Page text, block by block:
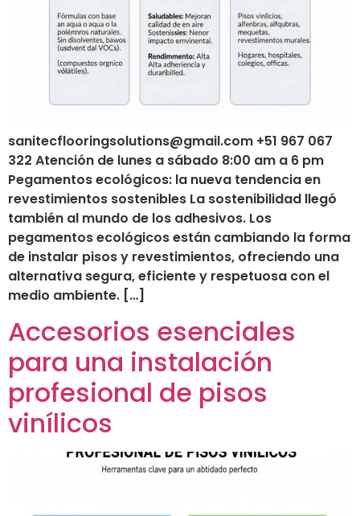
sanitecflooringsolutions@gmail.com +51 967 067
322 Atención de lunes a sábado 8:00 am a 6 pm
Pegamentos ecológicos: la nueva tendencia en
revestimientos sostenibles La sostenibilidad llegó
también al mundo de los adhesivos. Los
pegamentos ecológicos están cambiando la forma
de instalar pisos y revestimientos, ofreciendo una
alternativa segura, eficiente y respetuosa con el
medio ambiente. […]
Accesorios esenciales
para una instalación
profesional de pisos
vinílicos